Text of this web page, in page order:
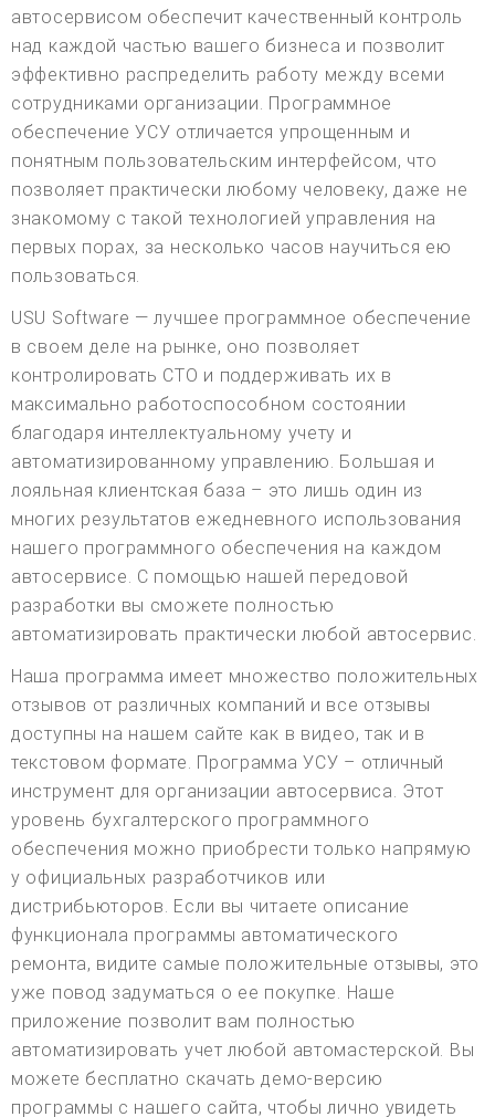
автосервисом обеспечит качественный контроль
над каждой частью вашего бизнеса и позволит
эффективно распределить работу между всеми
сотрудниками организации. Программное
обеспечение УСУ отличается упрощенным и
понятным пользовательским интерфейсом, что
позволяет практически любому человеку, даже не
знакомому с такой технологией управления на
первых порах, за несколько часов научиться ею
пользоваться.
USU Software — лучшее программное обеспечение
в своем деле на рынке, оно позволяет
контролировать СТО и поддерживать их в
максимально работоспособном состоянии
благодаря интеллектуальному учету и
автоматизированному управлению. Большая и
лояльная клиентская база – это лишь один из
многих результатов ежедневного использования
нашего программного обеспечения на каждом
автосервисе. С помощью нашей передовой
разработки вы сможете полностью
автоматизировать практически любой автосервис.
Наша программа имеет множество положительных
отзывов от различных компаний и все отзывы
доступны на нашем сайте как в видео, так и в
текстовом формате. Программа УСУ – отличный
инструмент для организации автосервиса. Этот
уровень бухгалтерского программного
обеспечения можно приобрести только напрямую
у официальных разработчиков или
дистрибьюторов. Если вы читаете описание
функционала программы автоматического
ремонта, видите самые положительные отзывы, это
уже повод задуматься о ее покупке. Наше
приложение позволит вам полностью
автоматизировать учет любой автомастерской. Вы
можете бесплатно скачать демо-версию
программы с нашего сайта, чтобы лично увидеть